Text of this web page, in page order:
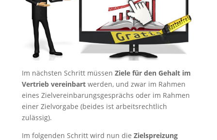
Im nächsten Schritt müssen Ziele für den Gehalt im
Vertrieb vereinbartwerden, und zwar im Rahmen
eines Zielvereinbarungsgesprächs oder im Rahmen
einer Zielvorgabe (beides ist arbeitsrechtlich
zulässig).
Im folgenden Schritt wird nun die Zielspreizung